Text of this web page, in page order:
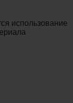
использование